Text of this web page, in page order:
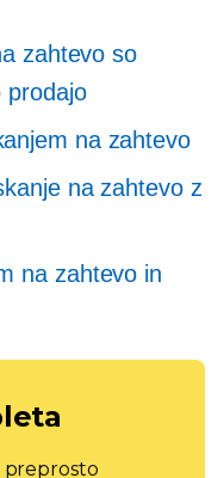
zahtevo so
prodajo
na zahtevo
na zahtevo z
na zahtevo in
preprosto